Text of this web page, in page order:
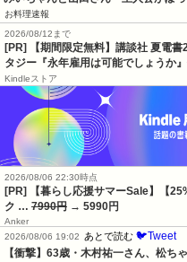
お料理速報
2026/08/12まで
[PR] 【期間限定無料】講談社 夏電
タジー『永年雇用は可能でしょうか
Kindleストア
2026/08/06 22:30時点
[PR] 【暮らし応援サマーSale】【
ク … 7990円 → 5990円
Anker
2026/08/06 19:02 あとで読む 🐦Tweet
【衝撃】63歳・木村祐一さん、松ち